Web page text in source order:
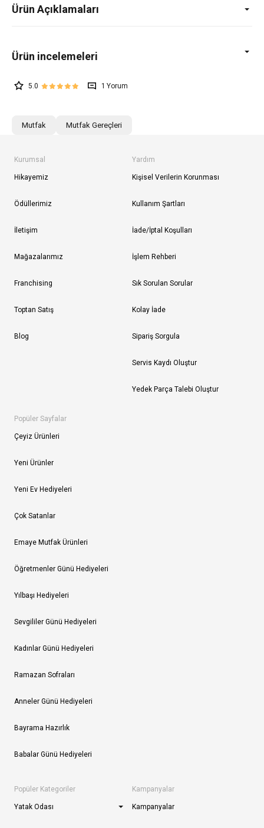
Ürün Açıklamaları
5.0 1
Mutfak Mutfak Gereçleri
Kurumsal
Hikayemiz
Ödüllerimiz
İletişim
Mağazalarımız
Franchising
Toptan Satış
Blog
Yardım
Kişisel Verilerin Korunması
Kullanım Şartları
İade/İptal Koşulları
İşlem Rehberi
Sık Sorulan Sorular
Kolay İade
Sipariş Sorgula
Servis Kaydı Oluştur
Yedek Parça Talebi Oluştur
Popüler Sayfalar
Çeyiz Ürünleri
Yeni Ürünler
Yeni Ev Hediyeleri
Çok Satanlar
Emaye Mutfak Ürünleri
Öğretmenler Günü Hediyeleri
Yılbaşı Hediyeleri
Sevgililer Günü Hediyeleri
Kadınlar Günü Hediyeleri
Ramazan Sofraları
Anneler Günü Hediyeleri
Bayrama Hazırlık
Babalar Günü Hediyeleri
Popüler Kategoriler
Yatak Odası
Kampanyalar
Kampanyalar